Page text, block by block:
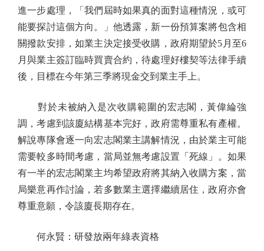
進一步處理，「我們屆時如果真的面對這種情況，或可
能要探討這個方向。」他透露，新一份預算案將包含相
關撥款安排，如業主決定接受收購，政府期望於5月至6
月與業主簽訂臨時買賣合約，待處理好樓契等法律手續
後，目標在今年第三季將現金交到業主手上。
對於未被納入是次收購範圍的宏志閣，黃偉綸強
調，考慮到該廈結構基本完好，政府需尊重私有產權。
解說專隊會逐一向宏志閣業主講解情況，由於業主可能
需要較多時間考慮，當局並無考慮設置「死線」。如果
有一半的宏志閣業主均希望政府將其納入收購方案，當
局樂意再作討論，若多數業主選擇繼續居住，政府亦會
尊重意願，令該廈長期存在。
何永賢：研發放兩年綠表資格